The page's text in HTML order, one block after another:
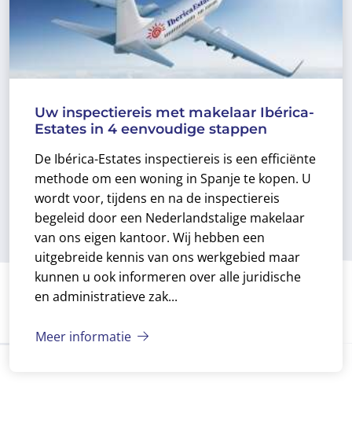
Uw inspectiereis met makelaar Ibérica-
Estates in 4 eenvoudige stappen
De Ibérica-Estates inspectiereis is een efficiënte
methode om een woning in Spanje te kopen. U
wordt voor, tijdens en na de inspectiereis
begeleid door een Nederlandstalige makelaar
van ons eigen kantoor. Wij hebben een
uitgebreide kennis van ons werkgebied maar
kunnen u ook informeren over alle juridische
en administratieve zak...
Meer informatie